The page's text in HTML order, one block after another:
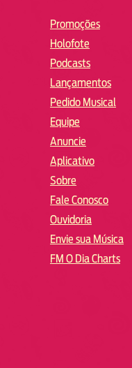
Promoções
Holofote
Podcasts
Lançamentos
Pedido Musical
Equipe
Anuncie
Aplicativo
Sobre
Fale Conosco
Ouvidoria
Envie sua Música
FM O Dia Charts